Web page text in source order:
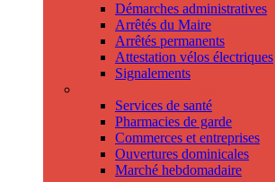
Démarches administratives
Arrêtés du Maire
Arrêtés permanents
Attestation vélos électriques
Signalements
Services de santé
Pharmacies de garde
Commerces et entreprises
Ouvertures dominicales
Marché hebdomadaire